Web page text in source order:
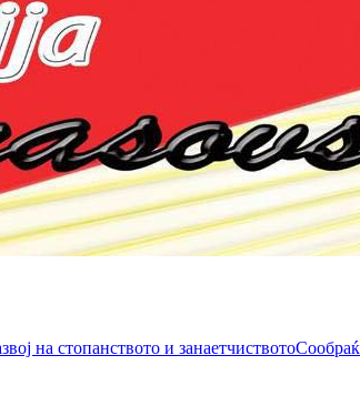
на стопанството и занаетчиството